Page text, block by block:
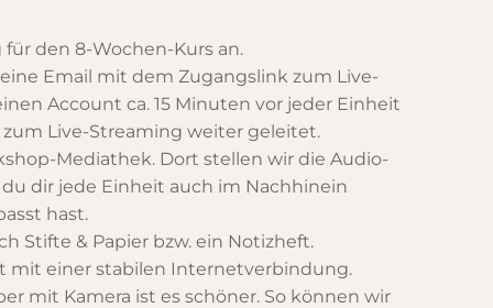
den 8-Wochen-Kurs an.
Email mit dem Zugangslink zum Live-
Account ca. 15 Minuten vor jeder Einheit
Live-Streaming weiter geleitet.
Mediathek. Dort stellen wir die Audio-
dir jede Einheit auch im Nachhinein
hast.
Stifte & Papier bzw. ein Notizheft.
mit einer stabilen Internetverbindung.
mit Kamera ist es schöner. So können wir